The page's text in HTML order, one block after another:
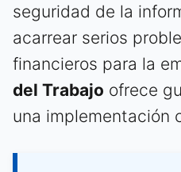
seguridad de la
acarrear serios
financieros para la
del Trabajo ofrece
una implementación